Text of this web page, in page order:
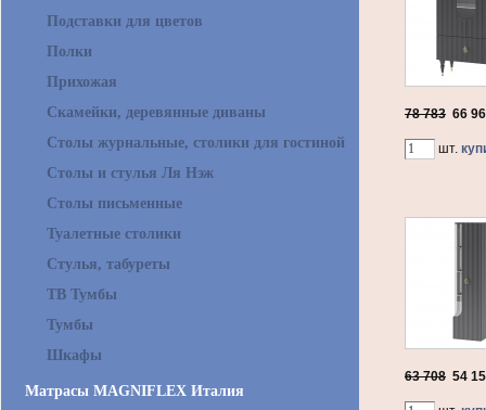
Подставки для цветов
Полки
Прихожая
Скамейки, деревянные диваны
Столы журнальные, столики для гостиной
Столы и стулья Ля Нэж
Столы письменные
Туалетные столики
Стулья, табуреты
ТВ Тумбы
Тумбы
Шкафы
Матрасы MAGNIFLEX Италия
78 783 66
шт.
63 708 54